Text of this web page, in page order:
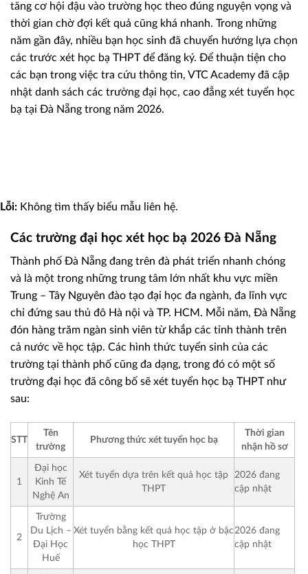
tăng cơ hội đậu vào trường học theo đúng nguyện vọng và
thời gian chờ đợi kết quả cũng khá nhanh. Trong những
năm gần đây, nhiều bạn học sinh đã chuyển hướng lựa chọn
các trước xét học bạ THPT để đăng ký. Để thuận tiện cho
các bạn trong việc tra cứu thông tin, VTC Academy đã cập
nhật danh sách các trường đại học, cao đẳng xét tuyển học
bạ tại Đà Nẵng trong năm 2026.
Lỗi: Không tìm thấy biểu mẫu liên hệ.
Các trường đại học xét học bạ 2026 Đà Nẵng
Thành phố Đà Nẵng đang trên đà phát triển nhanh chóng
và là một trong những trung tâm lớn nhất khu vực miền
Trung – Tây Nguyên đào tạo đại học đa ngành, đa lĩnh vực
chỉ đứng sau thủ đô Hà nội và TP. HCM. Mỗi năm, Đà Nẵng
đón hàng trăm ngàn sinh viên từ khắp các tỉnh thành trên
cả nước về học tập. Các hình thức tuyển sinh của các
trường tại thành phố cũng đa dạng, trong đó có một số
trường đại học đã công bố sẽ xét tuyển học bạ THPT như
sau:
STT
Tên
trường
Phương thức xét tuyển học bạ
Thời gian
nhận hồ sơ
1
Đại học
Kinh Tế
Nghệ An
Xét tuyển dựa trên kết quả học tập
THPT
2026 đang
cập nhật
2
Trường
Du Lịch –
Đại Học
Huế
Xét tuyển bằng kết quả học tập ở bậc
học THPT
2026 đang
cập nhật